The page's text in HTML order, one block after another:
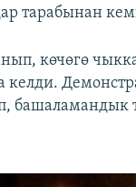
тарабынан
көчөгө
келди.
башаламандык